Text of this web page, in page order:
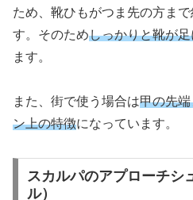
ため、靴ひもがつま先の方ま
す。そのためしっかりと靴が
ます。
また、街で使う場合は甲の先
ン上の特徴になっています。
スカルパのアプローチシ
ル）